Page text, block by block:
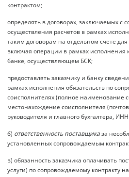
контрактом;
определять в договорах, заключаемых с
осуществления расчетов в рамках
таким договорам на отдельном счете
включая операции в рамках исполнения
банке, осуществляющем БСК;
предоставлять заказчику и банку
рамках исполнения обязательств по
соисполнителях (полное наименование
местонахождение соисполнителя
руководителя и главного бухгалтера,
б) ответственность поставщиказа
установленных сопровождаемым
в) обязанность заказчика оплачивать
услуги) по сопровождаемому контракту